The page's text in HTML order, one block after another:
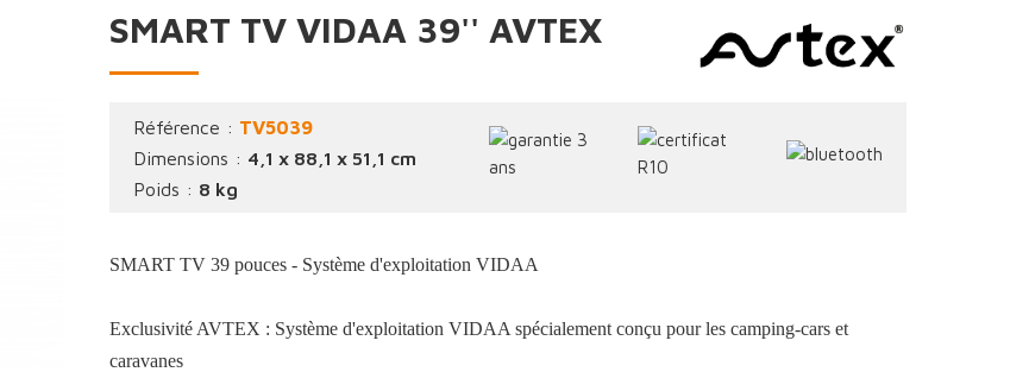
SMART TV VIDAA 39'' AVTEX
Référence : TV5039
Dimensions : 4,1 x 88,1 x 51,1 cm
Poids : 8 kg
SMART TV 39 pouces - Système d'exploitation VIDAA
Exclusivité AVTEX : Système d'exploitation VIDAA spécialement conçu pour les camping-cars et
caravanes